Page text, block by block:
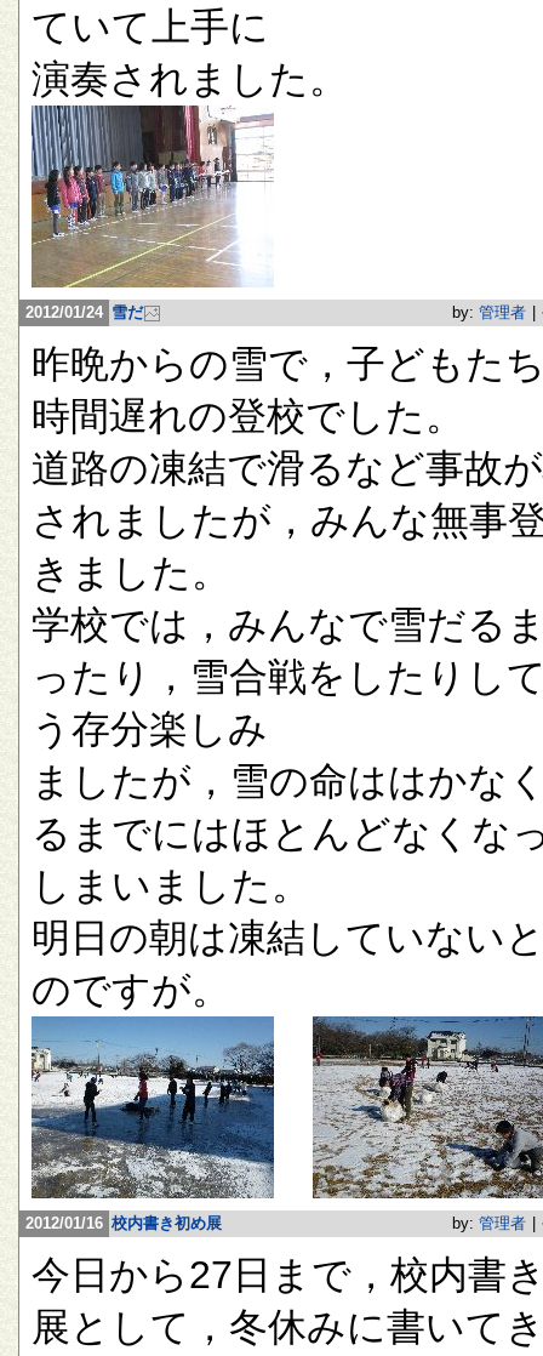
ていて上手に
演奏されました。
2012/01/24 雪だ by: 管理者
昨晩からの雪で，子どもた
時間遅れの登校でした。
道路の凍結で滑るなど事故
されましたが，みんな無事
きました。
学校では，みんなで雪だる
ったり，雪合戦をしたりし
う存分楽しみ
ましたが，雪の命ははかな
るまでにはほとんどなくな
しまいました。
明日の朝は凍結していない
のですが。
2012/01/16 校内書き初め展 by: 管理者
今日から27日まで，校内書
展として，冬休みに書いて